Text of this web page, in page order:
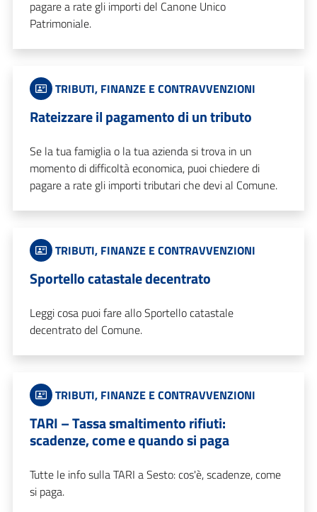
pagare a rate gli importi del Canone Unico
Patrimoniale.
TRIBUTI, FINANZE E CONTRAVVENZIONI
Rateizzare il pagamento di un tributo
Se la tua famiglia o la tua azienda si trova in un
momento di difficoltà economica, puoi chiedere di
pagare a rate gli importi tributari che devi al Comune.
TRIBUTI, FINANZE E CONTRAVVENZIONI
Sportello catastale decentrato
Leggi cosa puoi fare allo Sportello catastale
decentrato del Comune.
TRIBUTI, FINANZE E CONTRAVVENZIONI
TARI – Tassa smaltimento rifiuti:
scadenze, come e quando si paga
Tutte le info sulla TARI a Sesto: cos'è, scadenze, come
si paga.